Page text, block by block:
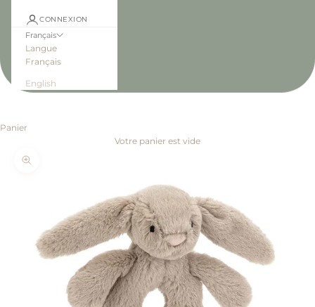
CONNEXION
Français
Langue
Français
English
Panier
Votre panier est vide
Zoomer sur l'image